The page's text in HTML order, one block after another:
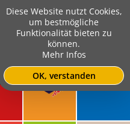
Diese Website nutzt Cookies,
um bestmögliche
Funktionalität bieten zu
können.
Mehr Infos
OK, verstanden